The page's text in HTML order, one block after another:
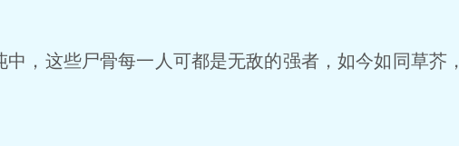
，这些尸骨每一人可都是无敌的强者，如今如同草芥